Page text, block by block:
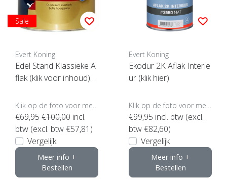
Sale
Evert Koning
Edel Stand Klassieke A
flak (klik voor inhoud)*
€69,95 €100,00 incl.
btw (excl. btw €57,81)
Vergelijk
Meer info +
Bestellen
Evert Koning
Ekodur 2K Aflak Interie
ur (klik hier)
€99,95 incl. btw (excl.
btw €82,60)
Vergelijk
Meer info +
Bestellen